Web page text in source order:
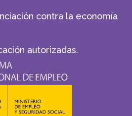
contra la economía
autorizadas.